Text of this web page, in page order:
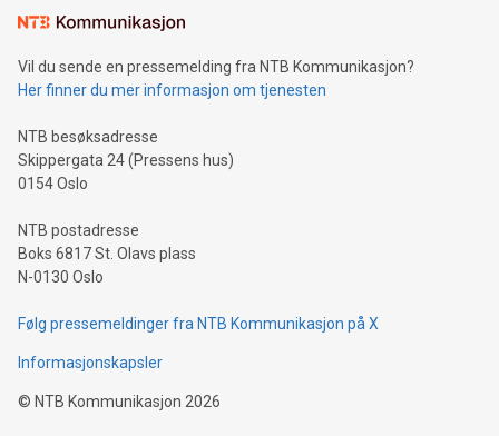
Vil du sende en pressemelding fra NTB Kommunikasjon?
Her finner du mer informasjon om tjenesten
NTB besøksadresse
Skippergata 24 (Pressens hus)
0154 Oslo
NTB postadresse
Boks 6817 St. Olavs plass
N-0130 Oslo
Følg pressemeldinger fra NTB Kommunikasjon på X
Informasjonskapsler
© NTB Kommunikasjon 2026